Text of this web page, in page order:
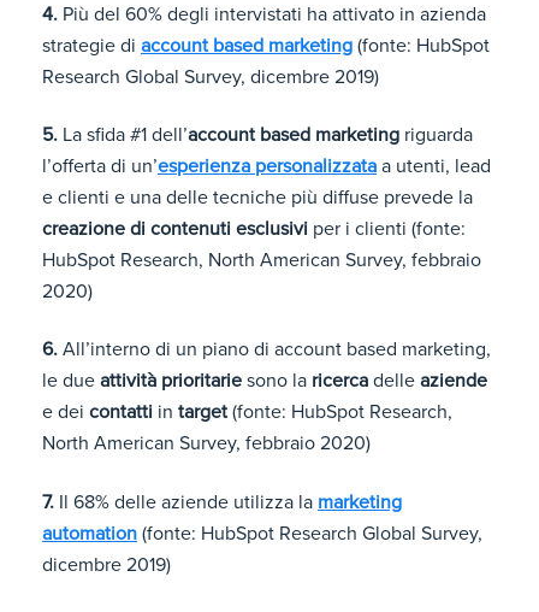
4. Più del 60% degli intervistati ha attivato in azienda
strategie di account based marketing (fonte: HubSpot
Research Global Survey, dicembre 2019)
5. La sfida #1 dell’account based marketing riguarda
l’offerta di un’esperienza personalizzata a utenti, lead
e clienti e una delle tecniche più diffuse prevede la
creazione di contenuti esclusivi per i clienti (fonte:
HubSpot Research, North American Survey, febbraio
2020)
6. All’interno di un piano di account based marketing,
le due attività prioritarie sono la ricerca delle aziende
e dei contatti in target(fonte: HubSpot Research,
North American Survey, febbraio 2020)
7. Il 68% delle aziende utilizza la marketing
automation (fonte: HubSpot Research Global Survey,
dicembre 2019)